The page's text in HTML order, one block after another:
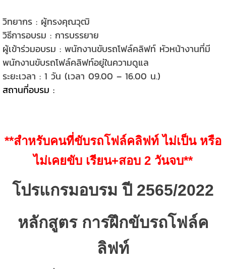
วิทยากร : ผู้ทรงคุณวุฒิ
วิธีการอบรม : การบรรยาย
ผู้เข้าร่วมอบรม : พนักงานขับรถโฟล์คลิฟท์ หัวหน้างานที่มี
พนักงานขับรถโฟล์คลิฟท์อยู่ในความดูแล
ระยะเวลา : 1 วัน (เวลา 09.00 – 16.00 น.)
สถานที่อบรม :
**สำหรับคนที่ขับรถโฟล์คลิฟท์ ไม่เป็น หรือ
ไม่เคยขับ เรียน+สอบ 2 วันจบ**
โปรแกรมอบรม ปี 2565/2022
หลักสูตร การฝึกขับรถโฟล์ค
ลิฟท์